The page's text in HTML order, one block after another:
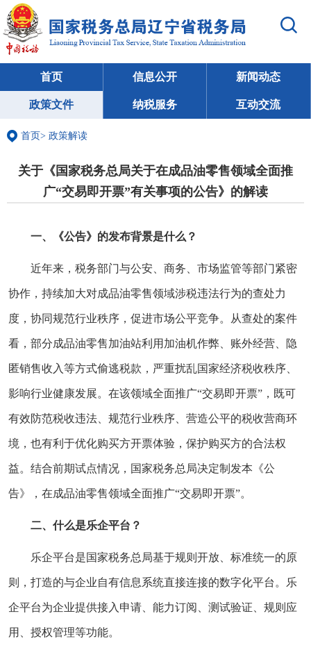
首页 信息公开 新闻动态
政策文件 纳税服务 互动交流
首页> 政策解读
关于《国家税务总局关于在成品油零售领域全面推
广“交易即开票”有关事项的公告》的解读
一、《公告》的发布背景是什么？
近年来，税务部门与公安、商务、市场监管等部门紧密
协作，持续加大对成品油零售领域涉税违法行为的查处力
度，协同规范行业秩序，促进市场公平竞争。从查处的案件
看，部分成品油零售加油站利用加油机作弊、账外经营、隐
匿销售收入等方式偷逃税款，严重扰乱国家经济税收秩序、
影响行业健康发展。在该领域全面推广“交易即开票”，既可
有效防范税收违法、规范行业秩序、营造公平的税收营商环
境，也有利于优化购买方开票体验，保护购买方的合法权
益。结合前期试点情况，国家税务总局决定制发本《公
告》，在成品油零售领域全面推广“交易即开票”。
二、什么是乐企平台？
乐企平台是国家税务总局基于规则开放、标准统一的原
则，打造的与企业自有信息系统直接连接的数字化平台。乐
企平台为企业提供接入申请、能力订阅、测试验证、规则应
用、授权管理等功能。